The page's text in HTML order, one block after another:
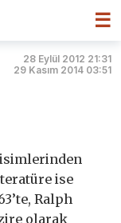
☰
28 Eylül 2012 21:31
29 Kasım 2014 03:51
isimlerinden
ise
Ralph
olarak